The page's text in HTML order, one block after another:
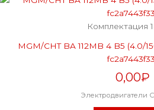
Комплектация
MGM/CHT BA 112MB 4 B5 (4.0/
0,00₽
Электродвигатели